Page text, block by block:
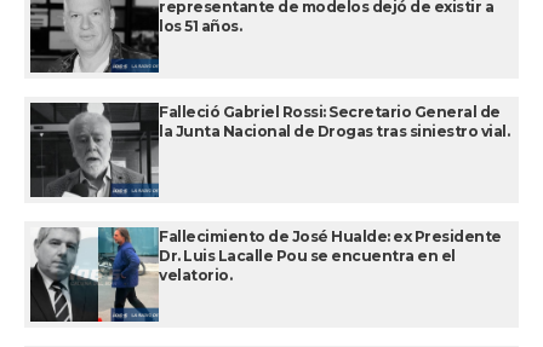
representante de modelos dejó de existir a
los 51 años.
Falleció Gabriel Rossi: Secretario General de
la Junta Nacional de Drogas tras siniestro vial.
Fallecimiento de José Hualde: ex Presidente
Dr. Luis Lacalle Pou se encuentra en el
velatorio.